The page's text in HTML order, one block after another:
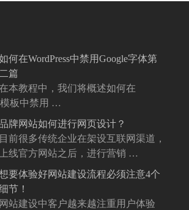
章:
何在WordPress中禁用Google字体第
二篇
本教程中，我们将概述如何在
模板中禁用 …
牌网站如何进行网页设计？
目前很多传统企业在架设互联网渠道，
上线官方网站之后，进行营销 …
要体验好网站建设流程必须注意4个
节！
网站建设中客户越来越注重用户体验